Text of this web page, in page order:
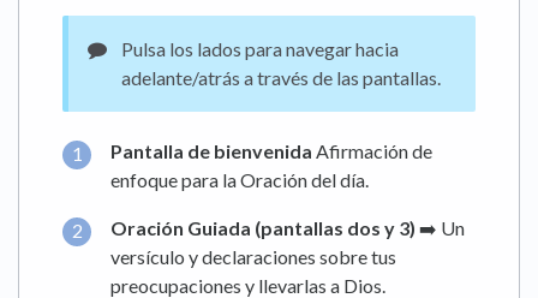
Pulsa los lados para navegar hacia
adelante/atrás a través de las pantallas.
Pantalla de bienvenida Afirmación de
enfoque para la Oración del día.
Oración Guiada (pantallas dos y 3) ➡️ Un
versículo y declaraciones sobre tus
preocupaciones y llevarlas a Dios.